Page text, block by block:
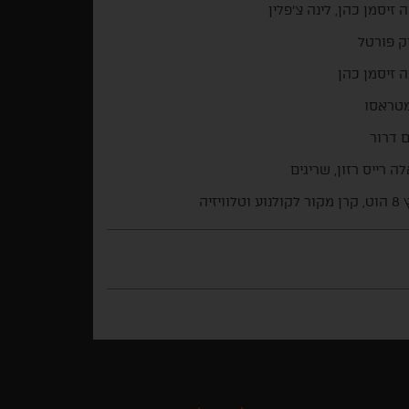
זיסמן כהן, לינה צ'פלין
פורטל
זיסמן כהן
דרור
רייס רזון, שריגים